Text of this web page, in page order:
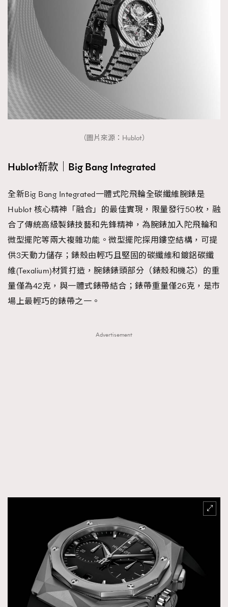
（圖片來源：Hublot）
Hublot新款｜Big Bang Integrated
全新Big Bang Integrated一體式陀飛輪全碳纖維腕錶是
Hublot 核心精神「融合」的最佳實現，限量發行50枚，融
合了傳統高級製錶技藝和先鋒精神，為腕錶加入陀飛輪和
微型擺陀等兩大複雜功能。微型擺陀探用鏤空結構，可提
供3天動力儲存；錶殼由輕巧且堅固的碳纖維和鍍鋁碳纖
維(Texalium)材質打造，腕錶錶頭部分（錶殼和機芯）的重
量僅為42克，與一體式錶帶結合；錶帶重量僅26克，是市
場上最輕巧的錶帶之一。
Advertisement